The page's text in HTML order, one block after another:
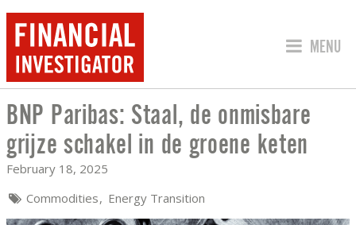
JUMP
MENU
BNP PARIBAS: STAAL, DE
BNP Paribas: Staal, de onmisbare
grijze schakel in de groene keten
February 18, 2025
Commodities Energy Transition